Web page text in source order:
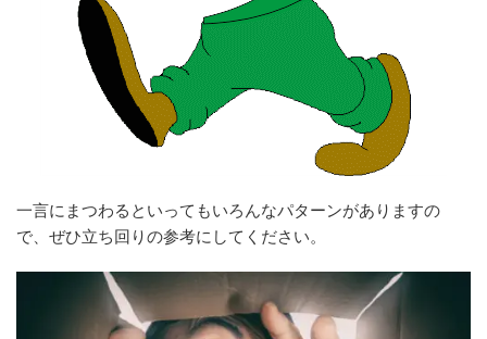
一言にまつわるといってもいろんなパターンがありますの
で、ぜひ立ち回りの参考にしてください。